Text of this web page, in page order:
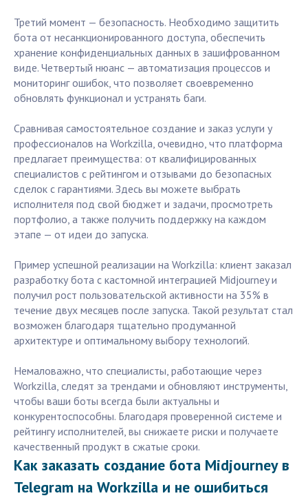
Третий момент — безопасность. Необходимо защитить
бота от несанкционированного доступа, обеспечить
хранение конфиденциальных данных в зашифрованном
виде. Четвертый нюанс — автоматизация процессов и
мониторинг ошибок, что позволяет своевременно
обновлять функционал и устранять баги.
Сравнивая самостоятельное создание и заказ услуги у
профессионалов на Workzilla, очевидно, что платформа
предлагает преимущества: от квалифицированных
специалистов с рейтингом и отзывами до безопасных
сделок с гарантиями. Здесь вы можете выбрать
исполнителя под свой бюджет и задачи, просмотреть
портфолио, а также получить поддержку на каждом
этапе — от идеи до запуска.
Пример успешной реализации на Workzilla: клиент заказал
разработку бота с кастомной интеграцией Midjourney и
получил рост пользовательской активности на 35% в
течение двух месяцев после запуска. Такой результат стал
возможен благодаря тщательно продуманной
архитектуре и оптимальному выбору технологий.
Немаловажно, что специалисты, работающие через
Workzilla, следят за трендами и обновляют инструменты,
чтобы ваши боты всегда были актуальны и
конкурентоспособны. Благодаря проверенной системе и
рейтингу исполнителей, вы снижаете риски и получаете
качественный продукт в сжатые сроки.
Как заказать создание бота Midjourney в
Telegram на Workzilla и не ошибиться